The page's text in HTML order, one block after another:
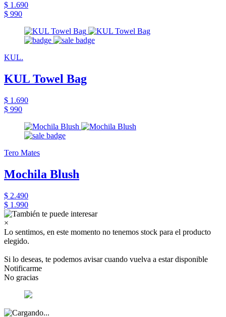
$ 1.690
$ 990
KUL.
KUL Towel Bag
$ 1.690
$ 990
Tero Mates
Mochila Blush
$ 2.490
$ 1.990
×
Lo sentimos, en este momento no tenemos stock para el producto
elegido.
Si lo deseas, te podemos avisar cuando vuelva a estar disponible
Notificarme
No gracias